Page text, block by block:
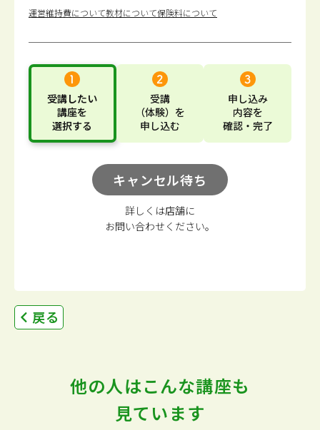
運営維持費について教材について保険料について
受講したい
講座を
選択する
受講
（体験） を
申し込む
申し込み
内容を
確認・完了
キャンセル待ち
詳しくは店舗に
お問い合わせください。
戻る
他の人はこんな講座も
見ています